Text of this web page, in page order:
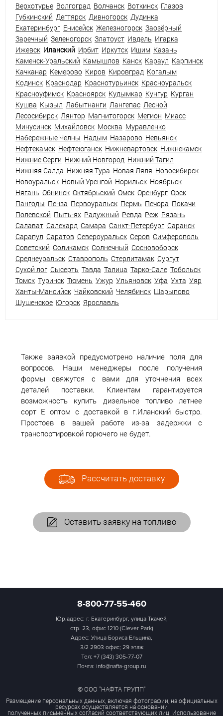
Верхотурье Волгоград Волчанск Воткинск Глазов
Губкинский Дегтярск Дивногорск Дудинка
Екатеринбург Енисейск Железногорск Заозёрный
Заречный Зеленогорск Златоуст Ивдель Игарка
Ижевск Иланский Ирбит Иркутск Ишим Казань
Каменск-Уральский Камышлов Канск Караул Карпинск
Качканар Кемерово Киров Кировград Когалым
Кодинск Краснодар Краснотурьинск Красноуральск
Красноуфимск Красноярск Кудымкар Кунгур Курган
Кушва Кызыл Лабытнанги Лангепас Лесной
Лесосибирск Лянтор Магнитогорск Мегион Миасс
Минусинск Михайловск Москва Муравленко
Набережные Челны Надым Назарово Невьянск
Нефтекамск Нефтеюганск Нижневартовск Нижнекамск
Нижние Серги Нижний Новгород Нижний Тагил
Нижняя Салда Нижняя Тура Новая Ляля Новосибирск
Новоуральск Новый Уренгой Норильск Ноябрьск
Нягань Обнинск Октябрьский Омск Оренбург Орск
Пангоды Пенза Первоуральск Пермь Печора Покачи
Полевской Пыть-ях Радужный Ревда Реж Рязань
Салават Салехард Самара Санкт-Петербург Саранск
Сарапул Саратов Североуральск Серов Симферополь
Советский Соликамск Солнечный Сосновоборск
Среднеуральск Ставрополь Стерлитамак Сургут
Сухой лог Сысерть Тавда Талица Тарко-Сале Тобольск
Томск Туринск Тюмень Ужур Ульяновск Уфа Ухта Уяр
Ханты-Мансийск Чайковский Челябинск Шарыпово
Шушенское Югорск Ярославль
Также заявкой предусмотрено наличие поля для
вопросов. Наши менеджеры после получения
формы свяжутся с вами для уточнения всех
деталей поставки. Клиентам гарантируется
возможность купить дизельное топливо летнее
сорт Е оптом с доставкой в г.Иланский быстро.
Простоев в вашей работе из-за задержки с
транспортировкой горючего не будет.
Рассчитать доставку
Оставить заявку на топливо
8-800-77-55-460
Юр.адрес: г. Екатеринбург, улица Ткачей,
стр. 23, офис 1210 (Clever Park)
Адрес: Улица Бориса Ельцина,
3/2 2903 офис; 29 этаж
Тел: +7 (343) 305-77-07
Почта: info@nafta-group.ru
© ООО "НАФТА ГРУПП"
Размещение персональных данных, включая фотографии, на официальных
ресурсах осуществляется на основании
полученных письменных согласий соответствующих лиц. Использование